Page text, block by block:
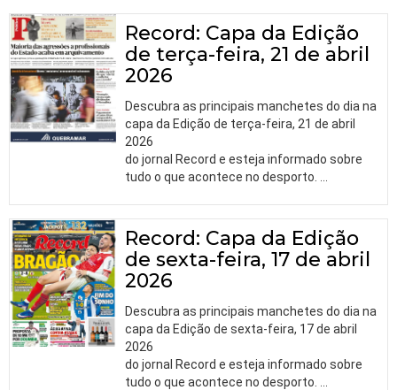
Record: Capa da Edição
de terça-feira, 21 de abril
2026
Descubra as principais manchetes do dia na
capa da Edição de terça-feira, 21 de abril
2026
do jornal Record e esteja informado sobre
tudo o que acontece no desporto.
Record: Capa da Edição
de sexta-feira, 17 de abril
2026
Descubra as principais manchetes do dia na
capa da Edição de sexta-feira, 17 de abril
2026
do jornal Record e esteja informado sobre
tudo o que acontece no desporto.